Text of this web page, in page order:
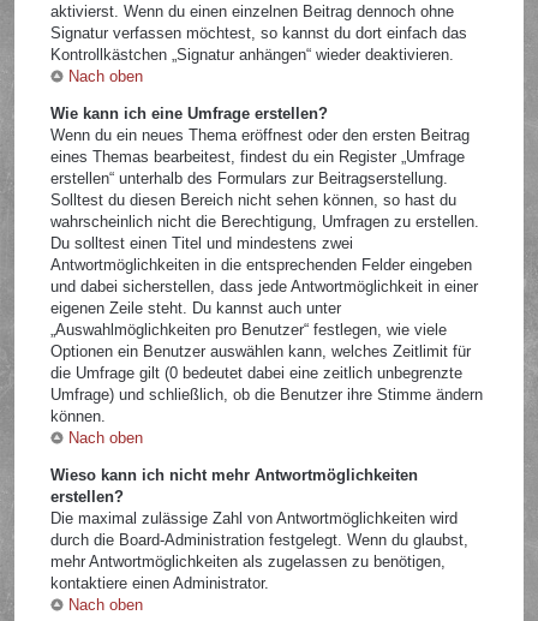
aktivierst. Wenn du einen einzelnen Beitrag dennoch ohne
Signatur verfassen möchtest, so kannst du dort einfach das
Kontrollkästchen „Signatur anhängen“ wieder deaktivieren.
Nach oben
Wie kann ich eine Umfrage erstellen?
Wenn du ein neues Thema eröffnest oder den ersten Beitrag
eines Themas bearbeitest, findest du ein Register „Umfrage
erstellen“ unterhalb des Formulars zur Beitragserstellung.
Solltest du diesen Bereich nicht sehen können, so hast du
wahrscheinlich nicht die Berechtigung, Umfragen zu erstellen.
Du solltest einen Titel und mindestens zwei
Antwortmöglichkeiten in die entsprechenden Felder eingeben
und dabei sicherstellen, dass jede Antwortmöglichkeit in einer
eigenen Zeile steht. Du kannst auch unter
„Auswahlmöglichkeiten pro Benutzer“ festlegen, wie viele
Optionen ein Benutzer auswählen kann, welches Zeitlimit für
die Umfrage gilt (0 bedeutet dabei eine zeitlich unbegrenzte
Umfrage) und schließlich, ob die Benutzer ihre Stimme ändern
können.
Nach oben
Wieso kann ich nicht mehr Antwortmöglichkeiten
erstellen?
Die maximal zulässige Zahl von Antwortmöglichkeiten wird
durch die Board-Administration festgelegt. Wenn du glaubst,
mehr Antwortmöglichkeiten als zugelassen zu benötigen,
kontaktiere einen Administrator.
Nach oben